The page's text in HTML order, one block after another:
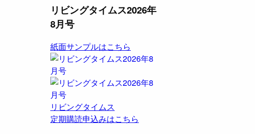
リビングタイムス2026年
8月号
紙面サンプルはこちら
リビングタイムス
定期購読申込みはこちら